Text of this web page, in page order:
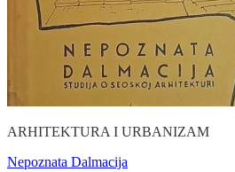
ARHITEKTURA I URBANIZAM
Nepoznata Dalmacija